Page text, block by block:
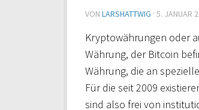
VON LARSHATTWIG · 5. JANUAR
Kryptowährungen oder
Währung, der Bitcoin
Währung, die an
Für die seit 2009
sind also frei von